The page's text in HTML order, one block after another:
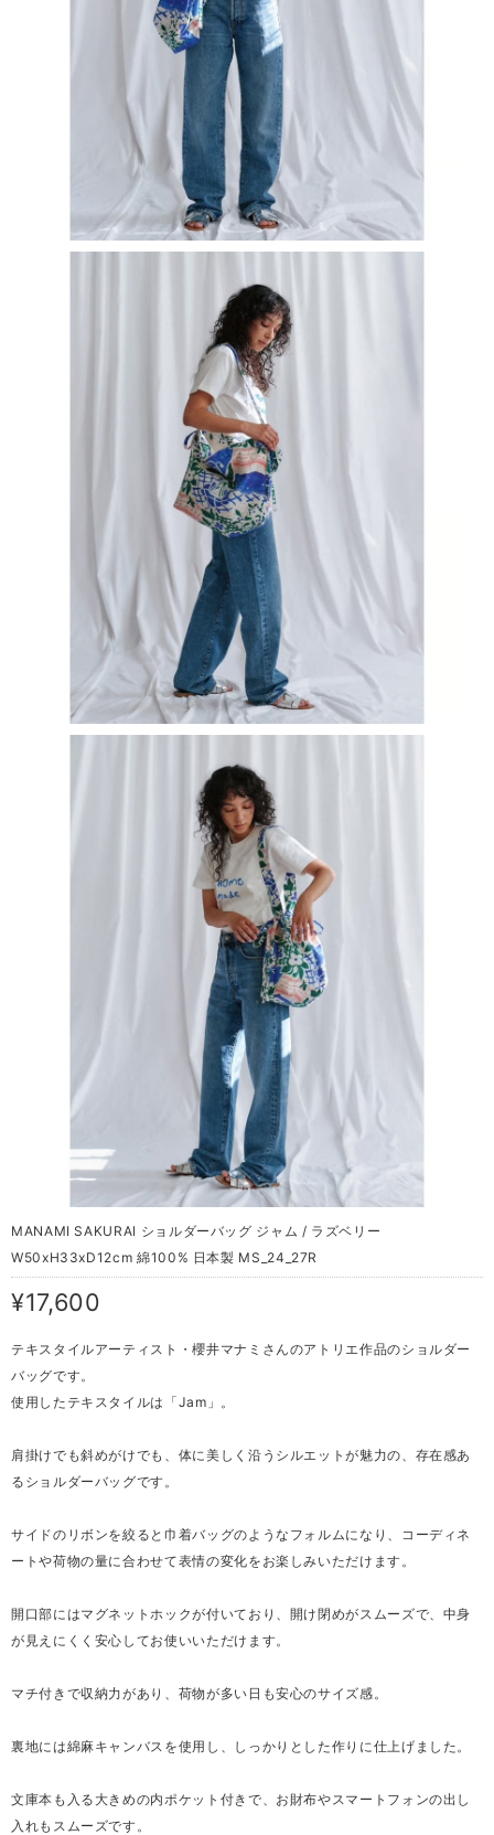
MANAMI SAKURAI ショルダーバッグ ジャム / ラズベリー
W50xH33xD12cm 綿100% 日本製 MS_24_27R
¥17,600
テキスタイルアーティスト・櫻井マナミさんのアトリエ作品のショルダー
バッグです。
使用したテキスタイルは「Jam」。
肩掛けでも斜めがけでも、体に美しく沿うシルエットが魅力の、存在感あ
るショルダーバッグです。
サイドのリボンを絞ると巾着バッグのようなフォルムになり、コーディネ
ートや荷物の量に合わせて表情の変化をお楽しみいただけます。
開口部にはマグネットホックが付いており、開け閉めがスムーズで、中身
が見えにくく安心してお使いいただけます。
マチ付きで収納力があり、荷物が多い日も安心のサイズ感。
裏地には綿麻キャンバスを使用し、しっかりとした作りに仕上げました。
文庫本も入る大きめの内ポケット付きで、お財布やスマートフォンの出し
入れもスムーズです。